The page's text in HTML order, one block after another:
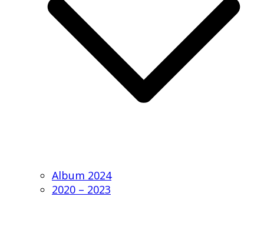
Album 2024
2020 – 2023